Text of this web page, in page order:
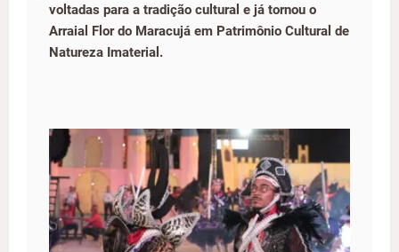
voltadas para a tradição cultural e já tornou o
Arraial Flor do Maracujá em Patrimônio Cultural de
Natureza Imaterial.